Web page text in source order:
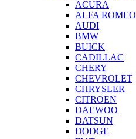
ACURA
ALFA ROMEO
AUDI
BMW
BUICK
CADILLAC
CHERY
CHEVROLET
CHRYSLER
CITROEN
DAEWOO
DATSUN
DODGE